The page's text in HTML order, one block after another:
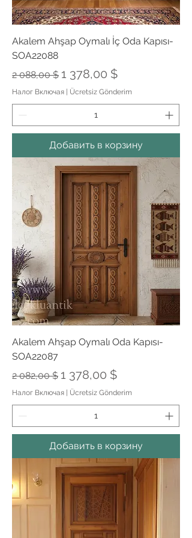
Akalem Ahşap Oymalı İç Oda Kapısı-
SOA22088
Обычная цена
2 088,00 $ Цена со скидкой
1 378,00 $
Налог Включая | Ücretsiz Gönderim
Добавить в корзину
Akalem Ahşap Oymalı Oda Kapısı-
SOA22087
Обычная цена
2 082,00 $ Цена со скидкой
1 378,00 $
Налог Включая | Ücretsiz Gönderim
Добавить в корзину